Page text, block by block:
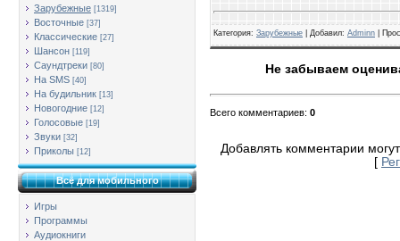
Зарубежные [1319]
Восточные [37]
Классические [27]
Шансон [119]
Саундтреки [80]
На SMS [40]
На будильник [13]
Новогодние [12]
Голосовые [19]
Звуки [32]
Приколы [12]
Всё для мобильного
Игры
Программы
Аудиокниги
Категория: Зарубежные | Добавил: Adminn
Не забываем
Всего комментариев: 0
Добавлять комментарии
[